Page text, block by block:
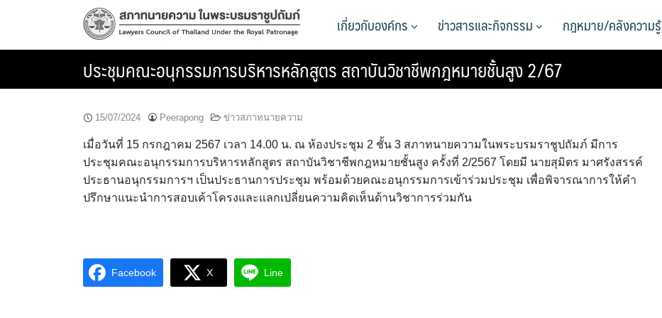
เกี่ยวกับองค์กร ข่าวสารและกิจกรรม กฎหมาย/คลังความรู้
ประชุมคณะอนุกรรมการบริหารหลักสูตร สถาบันวิชาชีพกฎหมายชั้นสูง 2/67
15/07/2024 Peerapong ข่าวสภาทนายความ
เมื่อวันที่ 15 กรกฎาคม 2567 เวลา 14.00 น. ณ ห้องประชุม 2 ชั้น 3 สภาทนายความในพระบรมราชูปถัมภ์ มีการ
ประชุมคณะอนุกรรมการบริหารหลักสูตร สถาบันวิชาชีพกฎหมายชั้นสูง ครั้งที่ 2/2567 โดยมี นายสุมิตร มาศรังสรรค์
ประธานอนุกรรมการฯ เป็นประธานการประชุม พร้อมด้วยคณะอนุกรรมการเข้าร่วมประชุม เพื่อพิจารณาการให้คำ
ปรึกษาแนะนำการสอบเค้าโครงและแลกเปลี่ยนความคิดเห็นด้านวิชาการร่วมกัน
Facebook X Line